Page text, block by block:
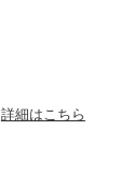
詳細はこちら